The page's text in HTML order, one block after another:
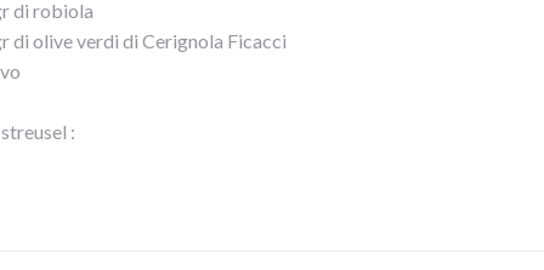
di robiola
di olive verdi di Cerignola Ficacci
: